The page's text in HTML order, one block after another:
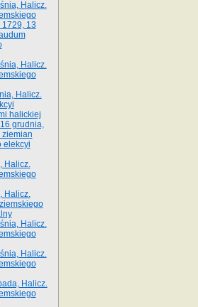
Halicz.
13
Halicz.
Halicz.
halickiej
grudnia,
ziemian
elekcyi
Halicz.
Halicz.
Halicz.
Halicz.
Halicz.